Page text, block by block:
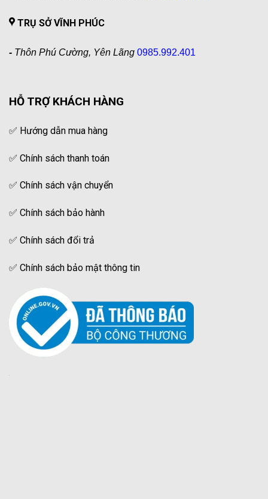
TRỤ SỞ VĨNH PHÚC
- Thôn Phú Cường, Yên Lãng 0985.992.401
HỖ TRỢ KHÁCH HÀNG
✅ Hướng dẫn mua hàng
✅ Chính sách thanh toán
✅ Chính sách vận chuyển
✅ Chính sách bảo hành
✅ Chính sách đổi trả
✅ Chính sách bảo mật thông tin